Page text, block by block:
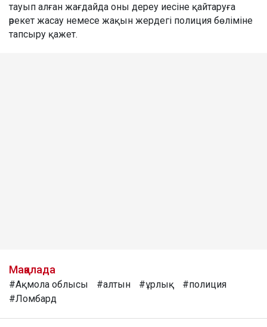
тауып алған жағдайда оны дереу иесіне қайтаруға
әрекет жасау немесе жақын жердегі полиция бөліміне
тапсыру қажет.
Мақалада
#Ақмола облысы #алтын #ұрлық
#полиция
#Ломбард